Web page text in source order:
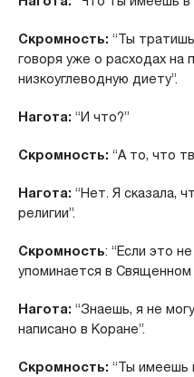
Скромность: “Ты
говоря уже о расходах на
низкоуглеводную диету”.
Нагота: “И что?”
Скромность: “А то, что
Нагота: “Нет. Я сказала,
религии”.
Скромность: “Если это
упоминается в Священном
Нагота: “Знаешь, я не
написано в Коране”.
Скромность: “Ты имеешь